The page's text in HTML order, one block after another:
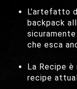
L'artefatto
backpack
che esca
La Recipe è
recipe